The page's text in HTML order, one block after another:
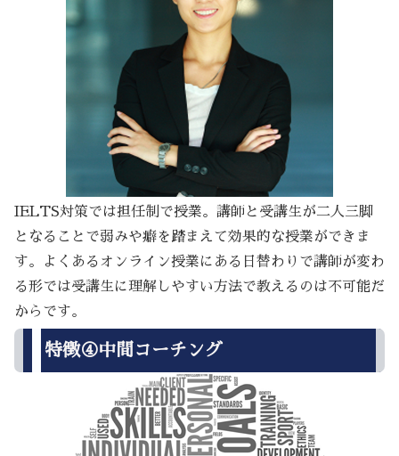
IELTS対策では担任制で授業。講師と受講生が二人三脚
となることで弱みや癖を踏まえて効果的な授業ができま
す。よくあるオンライン授業にある日替わりで講師が変わ
る形では受講生に理解しやすい方法で教えるのは不可能だ
からです。
特徴④中間コーチング